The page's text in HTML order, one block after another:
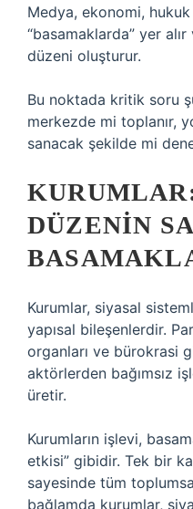
Medya, ekonomi,
“basamaklarda” yer
düzeni oluşturur.
Bu noktada kritik soru
merkezde mi toplanır,
sanacak şekilde mi
DÜZENIN
Kurumlar, siyasal
yapısal bileşenlerdir.
organları ve bürokrasi
aktörlerden bağımsız
üretir.
Kurumların işlevi,
etkisi” gibidir. Tek bir
sayesinde tüm
bağlamda kurumlar,